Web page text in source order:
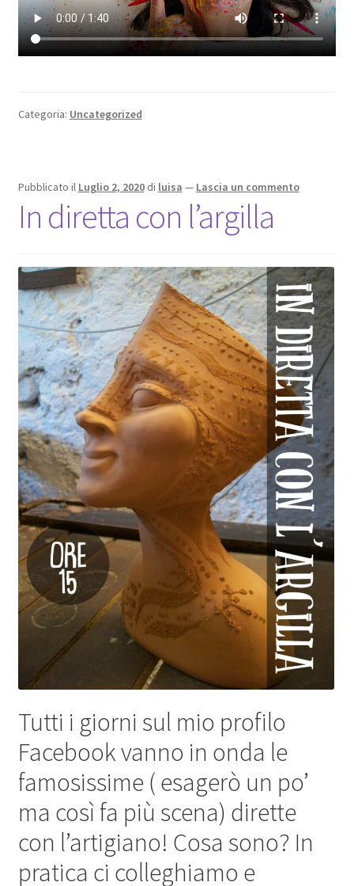
Categoria: Uncategorized
Pubblicato il Luglio 2, 2020 di luisa — Lascia un commento
In diretta con l’argilla
Tutti i giorni sul mio profilo
Facebook vanno in onda le
famosissime ( esagerò un po’
ma così fa più scena) dirette
con l’artigiano! Cosa sono? In
pratica ci colleghiamo e